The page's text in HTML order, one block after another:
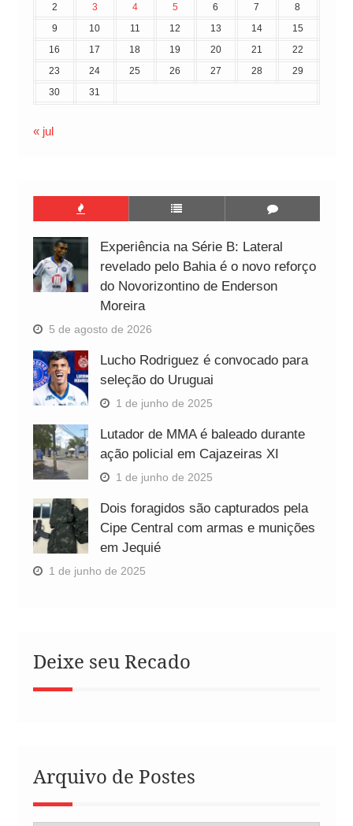
2
3 4 5 6 7
8
9
10 11 12 13 14
15
16
17 18 19 20 21
22
23
24 25 26 27 28
29
30
31
« jul
Experiência na Série B: Lateral
revelado pelo Bahia é o novo reforço
do Novorizontino de Enderson
Moreira
5 de agosto de 2026
Lucho Rodriguez é convocado para
seleção do Uruguai
1 de junho de 2025
Lutador de MMA é baleado durante
ação policial em Cajazeiras XI
1 de junho de 2025
Dois foragidos são capturados pela
Cipe Central com armas e munições
em Jequié
1 de junho de 2025
Deixe seu Recado
Arquivo de Postes